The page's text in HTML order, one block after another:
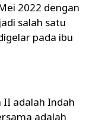
2022 dengan
salah satu
pada ibu
adalah Indah
adalah